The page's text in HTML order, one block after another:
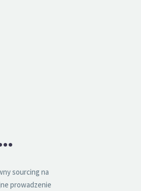
SPECJALISTKA DS. ZAKUPÓW
sourcing na
prowadzenie